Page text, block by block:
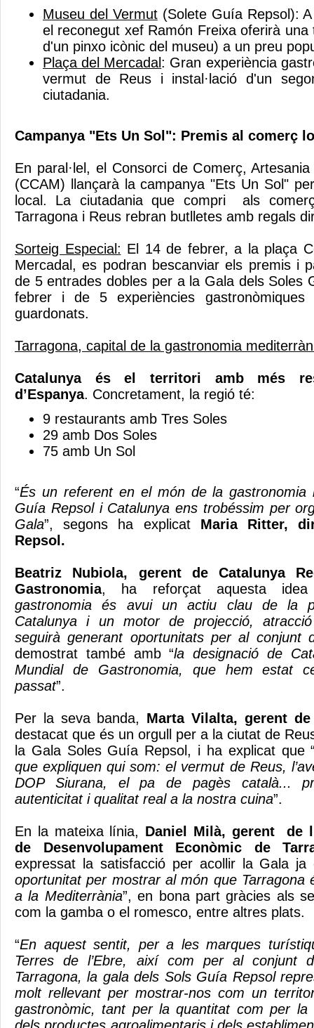
Museu del Vermut(Solete Guía Repsol):
el reconegut xef Ramón Freixa oferirà una
d'un pinxo icònic del museu) a un preu
Plaça del Mercadal : Gran experiència
vermut de Reus i instal·lació d'un
ciutadania.
Campanya "Ets Un Sol": Premis al comerç
En paral·lel, el Consorci de Comerç,
(CCAM) llançarà la campanya "Ets Un Sol"
local. La ciutadania que compri als
Tarragona i Reus rebran butlletes amb regals
Sorteig Especial: El 14 de febrer, a la plaça
Mercadal, es podran bescanviar els premis i
de 5 entrades dobles per a la Gala dels Soles
febrer i de 5 experiències
guardonats.
Tarragona, capital de la gastronomia
Catalunya és el territori amb més
d’Espanya. Concretament, la regió té:
9 restaurants amb Tres Soles
29 amb Dos Soles
75 amb Un Sol
“És un referent en el món de la gastronomia
Guía Repsol i Catalunya ens trobéssim per
Gala”, segons ha explicat Maria Ritter,
Repsol.
Beatriz Nubiola, gerent de Catalunya
Gastronomia, ha reforçat aquesta
gastronomia és avui un actiu clau de la
Catalunya i un motor de projecció,
seguirà generant oportunitats per al conjunt
demostrat també amb “la designació de
Mundial de Gastronomia, que hem estat
passat”.
Per la seva banda, Marta Vilalta, gerent
destacat que és un orgull per a la ciutat de
la Gala Soles Guía Repsol, i ha explicat que
que expliquen qui som: el vermut de Reus,
DOP Siurana, el pa de pagès català...
autenticitat i qualitat real a la nostra cuina”.
En la mateixa línia, Daniel Milà, gerent de
de Desenvolupament Econòmic de
expressat la satisfacció per acollir la Gala ja
oportunitat per mostrar al món que Tarragona
a la Mediterrània”, en bona part gràcies als
com la gamba o el romesco, entre altres plats.
“En aquest sentit, per a les marques
Terres de l’Ebre, així com per al conjunt
Tarragona, la gala dels Sols Guía Repsol
molt rellevant per mostrar-nos com un
gastronòmic, tant per la quantitat com per la